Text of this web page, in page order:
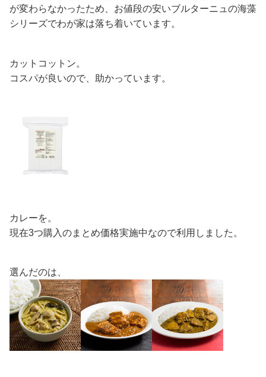
が変わらなかったため、お値段の安いブルターニュの海藻
シリーズでわが家は落ち着いています。
カットコットン。
コスパが良いので、助かっています。
カレーを。
現在3つ購入のまとめ価格実施中なので利用しました。
選んだのは、